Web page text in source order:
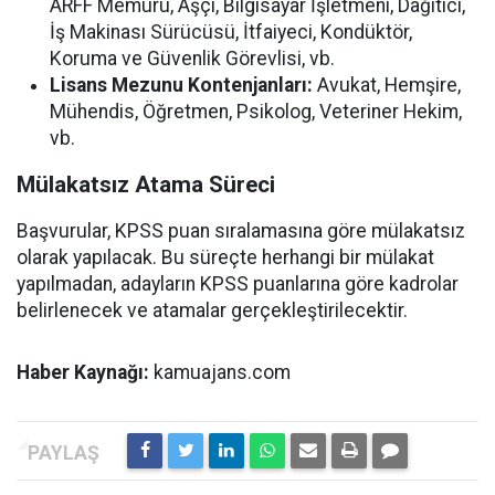
ARFF Memuru, Aşçı, Bilgisayar İşletmeni, Dağıtıcı,
İş Makinası Sürücüsü, İtfaiyeci, Kondüktör,
Koruma ve Güvenlik Görevlisi, vb.
Lisans Mezunu Kontenjanları: Avukat, Hemşire,
Mühendis, Öğretmen, Psikolog, Veteriner Hekim,
vb.
Mülakatsız Atama Süreci
Başvurular, KPSS puan sıralamasına göre mülakatsız
olarak yapılacak. Bu süreçte herhangi bir mülakat
yapılmadan, adayların KPSS puanlarına göre kadrolar
belirlenecek ve atamalar gerçekleştirilecektir.
Haber Kaynağı: kamuajans.com